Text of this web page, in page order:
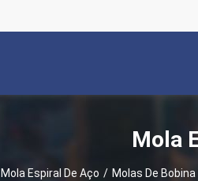
Mola
Mola Espiral De Aço / Molas De